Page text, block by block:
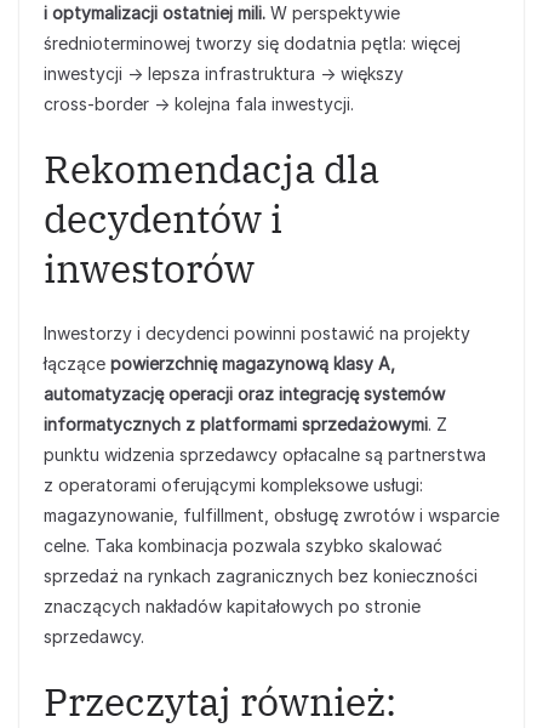
i optymalizacji ostatniej mili. W perspektywie
średnioterminowej tworzy się dodatnia pętla: więcej
inwestycji → lepsza infrastruktura → większy
cross‑border → kolejna fala inwestycji.
Rekomendacja dla
decydentów i
inwestorów
Inwestorzy i decydenci powinni postawić na projekty
łączące powierzchnię magazynową klasy A,
automatyzację operacji oraz integrację systemów
informatycznych z platformami sprzedażowymi. Z
punktu widzenia sprzedawcy opłacalne są partnerstwa
z operatorami oferującymi kompleksowe usługi:
magazynowanie, fulfillment, obsługę zwrotów i wsparcie
celne. Taka kombinacja pozwala szybko skalować
sprzedaż na rynkach zagranicznych bez konieczności
znaczących nakładów kapitałowych po stronie
sprzedawcy.
Przeczytaj również: